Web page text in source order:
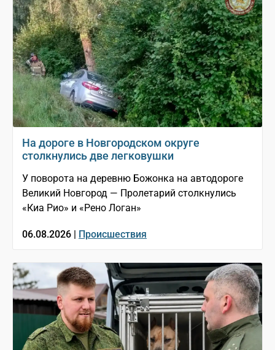
На дороге в Новгородском округе
столкнулись две легковушки
У поворота на деревню Божонка на автодороге
Великий Новгород — Пролетарий столкнулись
«Киа Рио» и «Рено Логан»
06.08.2026 | Происшествия